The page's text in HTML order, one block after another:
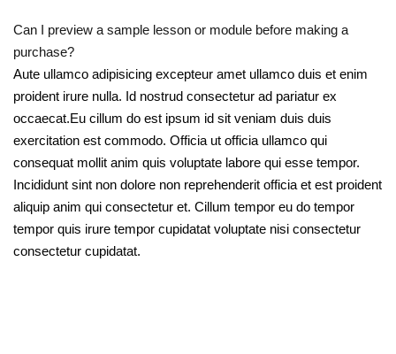
Can I preview a sample lesson or module before making a
purchase?
Aute ullamco adipisicing excepteur amet ullamco duis et enim
proident irure nulla. Id nostrud consectetur ad pariatur ex
occaecat.Eu cillum do est ipsum id sit veniam duis duis
exercitation est commodo. Officia ut officia ullamco qui
consequat mollit anim quis voluptate labore qui esse tempor.
Incididunt sint non dolore non reprehenderit officia et est proident
aliquip anim qui consectetur et. Cillum tempor eu do tempor
tempor quis irure tempor cupidatat voluptate nisi consectetur
consectetur cupidatat.